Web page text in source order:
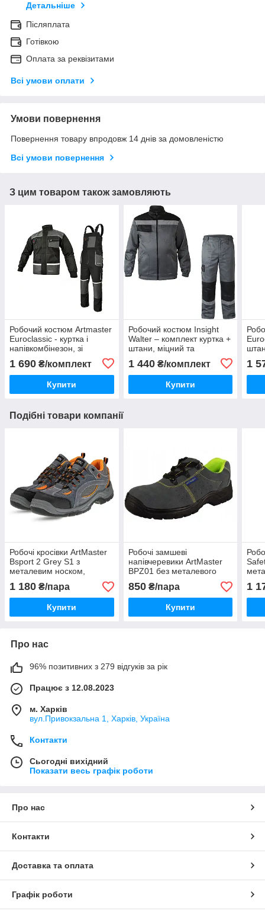
Детальніше
Післяплата
Готівкою
Оплата за реквізитами
Всі умови оплати
Умови повернення
Повернення товару впродовж 14 днів за домовленістю
Всі умови повернення
З цим товаром також замовляють
Робочий костюм Artmaster
Euroclassic - куртка і
напівкомбінезон, зі
елементами, міцна
робоча форма
1 690 ₴/комплект
Купити
Робочий костюм Insight
Walter – комплект куртка +
штани, міцний та
функціональний спецодяг
1 440₴/комплект
Купити
1
Подібні товари компанії
Робочі кросівки ArtMaster
Bsport 2 Grey S1 з
металевим носком,
дихаючі, зносостійкі,
захисне спецвзуття
1 180 ₴/пара
Купити
Робочі замшеві
напівчеревики ArtMaster
BPZ01 без металевого
носка, легкі та зручні,
чоловіче спецвзуття
850₴/пара
Купити
1
Про нас
96% позитивних з 279 відгуків за рік
Працює з 12.08.2023
м. Харків
вул.Привокзальна 1, Харків, Україна
Контакти
Сьогодні вихідний
Показати весь графік роботи
Про нас
Контакти
Доставка та оплата
Графік роботи